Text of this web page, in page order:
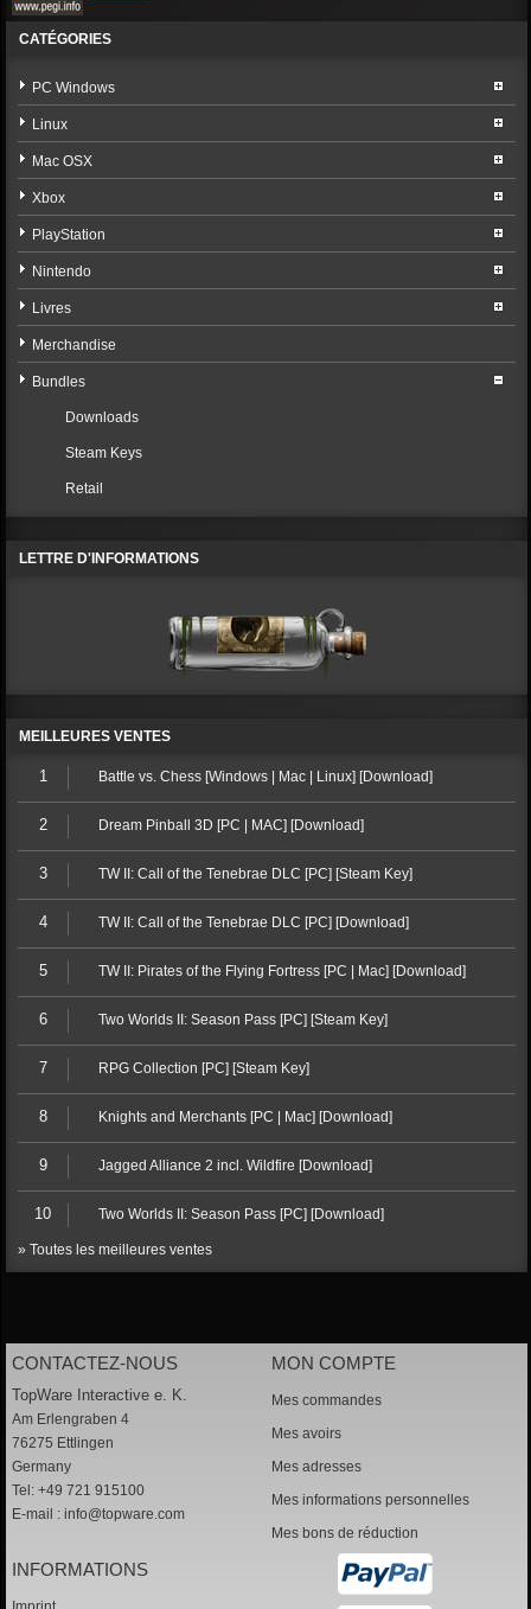
CATÉGORIES
PC Windows
Linux
Mac OSX
Xbox
PlayStation
Nintendo
Livres
Merchandise
Bundles
Downloads
Steam Keys
Retail
LETTRE D'INFORMATIONS
MEILLEURES VENTES
1 Battle vs. Chess [Windows | Mac | Linux] [Download]
2 Dream Pinball 3D [PC | MAC] [Download]
3 TW II: Call of the Tenebrae DLC [PC] [Steam Key]
4 TW II: Call of the Tenebrae DLC [PC] [Download]
5 TW II: Pirates of the Flying Fortress [PC | Mac] [Download]
6 Two Worlds II: Season Pass [PC] [Steam Key]
7 RPG Collection [PC] [Steam Key]
8 Knights and Merchants [PC | Mac] [Download]
9 Jagged Alliance 2 incl. Wildfire [Download]
10 Two Worlds II: Season Pass [PC] [Download]
» Toutes les meilleures ventes
CONTACTEZ-NOUS
TopWare Interactive e. K.
Am Erlengraben 4
76275 Ettlingen
Germany
Tel: +49 721 915100
E-mail : info@topware.com
MON COMPTE
Mes commandes
Mes avoirs
Mes adresses
Mes informations personnelles
Mes bons de réduction
INFORMATIONS